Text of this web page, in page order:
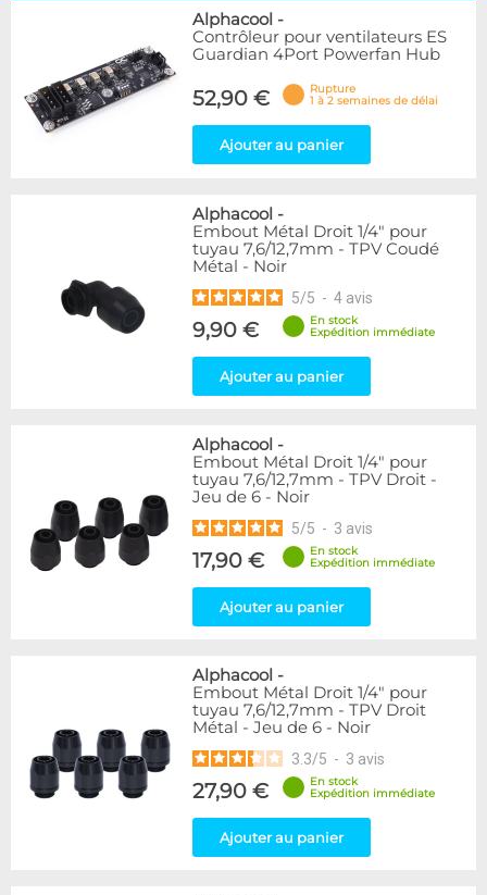
17
Réservoirs & pompes
13
Radiateurs
13
Raccords & tuyaux
17
Liquides
2
Accessoires
78
7
Disponibilité / Promotions
Articles en stock
Articles en promotions
Alphacool -
Contrôleur pour ventilateurs ES
Guardian 4Port Powerfan Hub
52,90 €
Rupture
1 à 2 semaines de délai
Ajouter au panier
Alphacool -
Embout Métal Droit 1/4" pour
tuyau 7,6/12,7mm - TPV Coudé
Métal - Noir
5/5 - 4 avis
9,90 €
En stock
Expédition immédiate
Ajouter au panier
Alphacool -
Embout Métal Droit 1/4" pour
tuyau 7,6/12,7mm - TPV Droit -
Jeu de 6 - Noir
5/5 - 3 avis
17,90 €
En stock
Expédition immédiate
Ajouter au panier
Alphacool -
Embout Métal Droit 1/4" pour
tuyau 7,6/12,7mm - TPV Droit
Métal - Jeu de 6 - Noir
3.3/5 - 3 avis
27,90 €
En stock
Expédition immédiate
Ajouter au panier